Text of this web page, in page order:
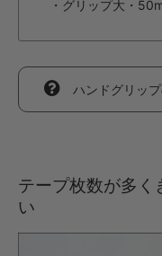
・グリップ大・
ハンドグリップ
テープ枚数が多く
い